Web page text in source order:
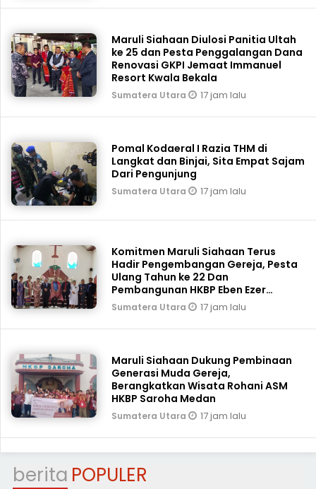
Maruli Siahaan Diulosi Panitia Ultah
ke 25 dan Pesta Penggalangan Dana
Renovasi GKPI Jemaat Immanuel
Resort Kwala Bekala
Sumatera Utara 17 jam lalu
Pomal Kodaeral I Razia THM di
Langkat dan Binjai, Sita Empat Sajam
Dari Pengunjung
Sumatera Utara 17 jam lalu
Komitmen Maruli Siahaan Terus
Hadir Pengembangan Gereja, Pesta
Ulang Tahun ke 22 Dan
Pembangunan HKBP Eben Ezer
Martoba Beri Bantuan
Sumatera Utara 17 jam lalu
Maruli Siahaan Dukung Pembinaan
Generasi Muda Gereja,
Berangkatkan Wisata Rohani ASM
HKBP Saroha Medan
Sumatera Utara 17 jam lalu
berita POPULER